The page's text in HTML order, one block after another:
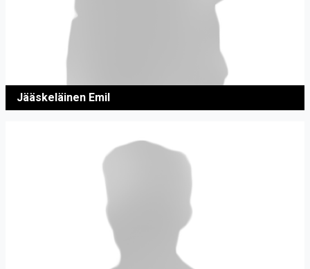
Jääskeläinen Emil